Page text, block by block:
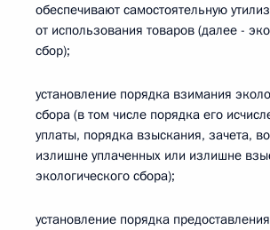
обеспечивают самостоятельную
от использования товаров (далее -
сбор);
установление порядка взимания
сбора (в том числе порядка его
уплаты, порядка взыскания, зачета,
излишне уплаченных или излишне
экологического сбора);
установление порядка